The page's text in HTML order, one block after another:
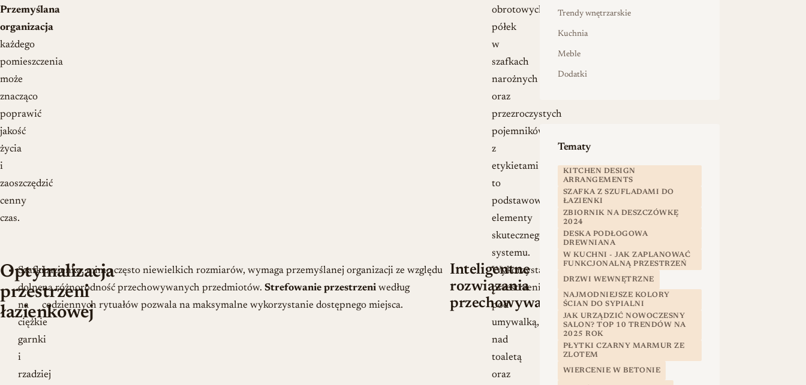
Przemyślana
organizacja
każdego
pomieszczenia
może
znacząco
poprawić
jakość
życia
i
zaoszczędzić
cenny
czas.
obrotowych
półek
w
szafkach
narożnych
oraz
przezroczystych
pojemników
z
etykietami
to
podstawowe
elementy
skutecznego
systemu.
Szafki
dolne
na
ciężkie
garnki
i
rzadziej
Optymalizacja
przestrzeni
łazienkowej
Łazienka, mimo często niewielkich rozmiarów, wymaga przemyślanej organizacji ze względu
na różnorodność przechowywanych przedmiotów. Strefowanie przestrzeni według
codziennych rytuałów pozwala na maksymalne wykorzystanie dostępnego miejsca.
Inteligentne
rozwiązania
przechowywania
Wykorzystanie
przestrzeni
pod
umywalką,
nad
toaletą
oraz
Trendy wnętrzarskie
Kuchnia
Meble
Dodatki
Tematy
KITCHEN DESIGN
ARRANGEMENTS
SZAFKA Z SZUFLADAMI DO
ŁAZIENKI
ZBIORNIK NA DESZCZÓWKĘ
2024
DESKA PODŁOGOWA
DREWNIANA
W KUCHNI - JAK ZAPLANOWAĆ
FUNKCJONALNĄ PRZESTRZEŃ
DRZWI WEWNĘTRZNE
NAJMODNIEJSZE KOLORY
ŚCIAN DO SYPIALNI
JAK URZĄDZIĆ NOWOCZESNY
SALON? TOP 10 TRENDÓW NA
2025 ROK
PŁYTKI CZARNY MARMUR ZE
ZLOTEM
WIERCENIE W BETONIE